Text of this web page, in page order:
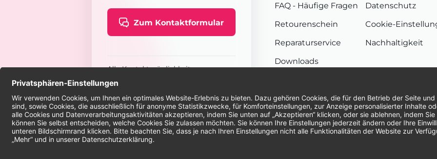
Zum Kontaktformular
Alle Kontaktmöglichkeiten
FAQ - Häufige Fragen
Retourenschein
Reparaturservice
Downloads
Datenschutz
Cookie-
Nachhaltigkeit